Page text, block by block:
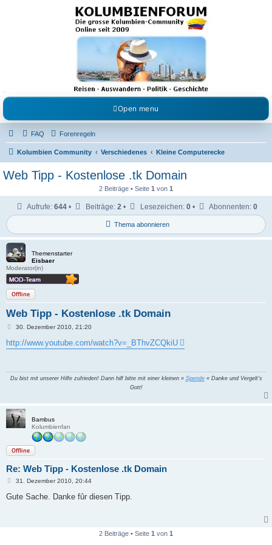
Kolumbienforum - Das
grosse Forum der
Freunde Kolumbiens
Reisen, Auswandern, Kultur, Politik, Geschichte und Visum in Kolumbien und Venezuela.
Austausch, Erfahrungen und Gemeinschaft im Kolumbienforum
Open menu
FAQ Forenregeln
Kolumbien Community Verschiedenes Kleine Computerecke
Web Tipp - Kostenlose .tk Domain
2 Beiträge • Seite 1 von 1
Thema abonnieren
Aufrufe: 644 • Beiträge: 2 • Lesezeichen: 0 • Abonnenten: 0
Themenstarter
Eisbaer
Moderator(in)
Offline
Web Tipp - Kostenlose .tk Domain
B
i
t
30. Dezember 2010, 21:20
http://www.youtube.com/watch?v=_BThvZCQkiU
Du bist mit unserer Hilfe zufrieden! Dann hilf bitte mit einer kleinen » Spende« Danke und Vergelt's
Gott!
Bambus
Kolumbienfan
Offline
Re: Web Tipp - Kostenlose .tk Domain
B
i
31. Dezember 2010, 20:44
Gute Sache. Danke fûr diesen Tipp.
2 Beiträge • Seite 1 von 1